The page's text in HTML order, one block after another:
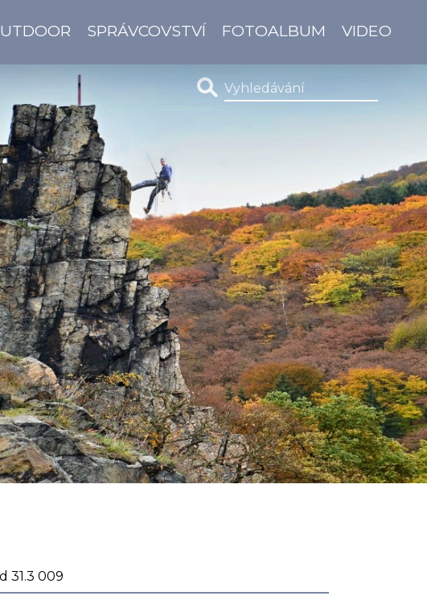
SPRÁVCOVSTVÍ FOTOALBUM VIDEO
31.3 009